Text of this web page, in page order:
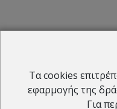
Τα cookies
εφαρμογής της
Για